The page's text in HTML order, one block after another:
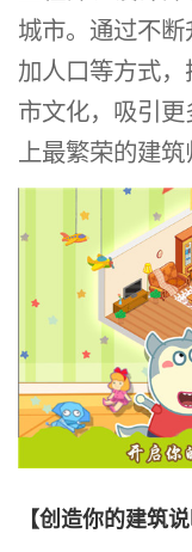
城市。通过不
加人口等方式
市文化，吸引
上最繁荣的建筑
【创造你的建筑说